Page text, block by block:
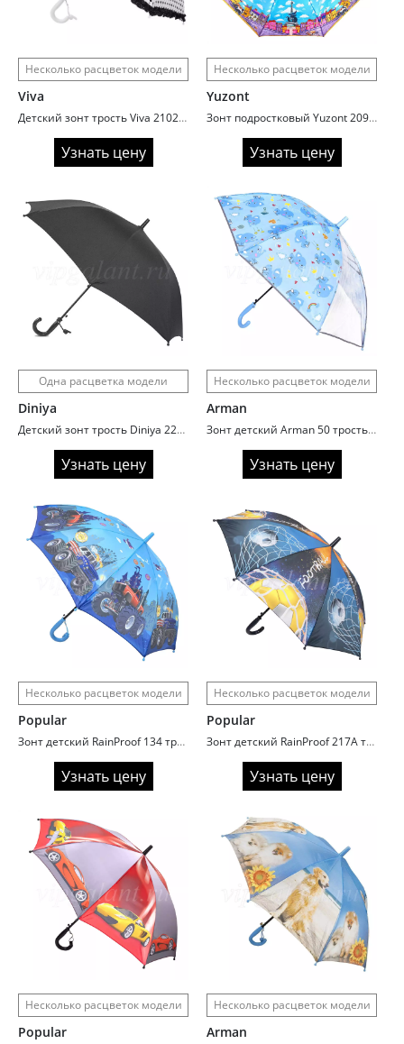
Несколько расцветок модели
Viva
Детский зонт трость Viva 2102 черно-белый горох рюшка
Узнать цену
Несколько расцветок модели
Yuzont
Зонт подростковый Yuzont 2096 полный автомат автомат сатин
Узнать цену
Одна расцветка модели
Diniya
Детский зонт трость Diniya 2226 черный
Узнать цену
Несколько расцветок модели
Arman
Зонт детский Arman 50 трость автомат Animals
Узнать цену
Несколько расцветок модели
Popular
Зонт детский RainProof 134 трость автомат Trucks
Узнать цену
Несколько расцветок модели
Popular
Зонт детский RainProof 217A трость автомат Football
Узнать цену
Несколько расцветок модели
Popular
Несколько расцветок модели
Arman